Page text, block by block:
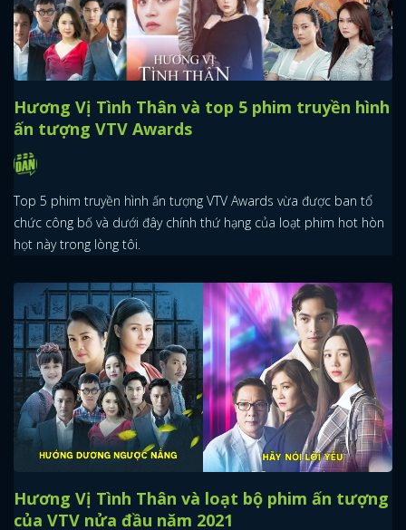
Hương Vị Tình Thân và top 5 phim truyền hình
ấn tượng VTV Awards
Top 5 phim truyền hình ấn tượng VTV Awards vừa được ban tổ
chức công bố và dưới đây chính thứ hạng của loạt phim hot hòn
họt này trong lòng tôi.
Hương Vị Tình Thân và loạt bộ phim ấn tượng
của VTV nửa đầu năm 2021